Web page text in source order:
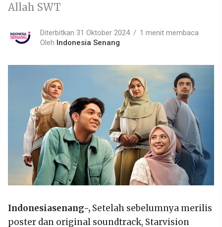
Allah SWT
Diterbitkan 31 Oktober 2024
1 menit membaca
Oleh Indonesia Senang
Indonesiasenang-, Setelah sebelumnya merilis
poster dan original soundtrack, Starvision